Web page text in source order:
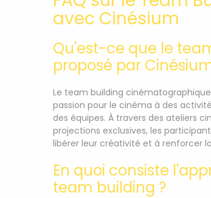
avec Cinésium
Qu'est-ce que le
proposé par
Le team building
passion pour le cinéma à des
des équipes. À travers des ateliers
projections exclusives, les
libérer leur créativité et à renforcer
En quoi consiste
team building ?